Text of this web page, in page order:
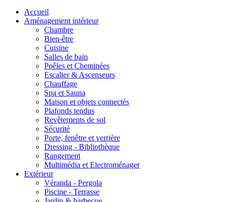
Accueil
Aménagement intérieur
Chambre
Bien-être
Cuisine
Salles de bain
Poêles et Cheminées
Escalier & Ascenseurs
Chauffage
Spa et Sauna
Maison et objets connectés
Plafonds tendus
Revêtements de sol
Sécurité
Porte, fenêtre et verrière
Dressing - Bibliothèque
Rangement
Multimédia et Electroménager
Extérieur
Véranda - Pergola
Piscine - Terrasse